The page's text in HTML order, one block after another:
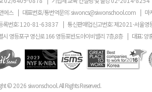
에스 | 대표번호/통번역문의:siwoncs@siwonschool.com | 마
록번호:120-81-63837 | 통신판매업신고번호: 제2021-서울영
시 영등포구 영신로 166 영등포반도아이비밸리 7층,8층 | 대표: 양
©2026 siwonschool. All Rights Reserved.